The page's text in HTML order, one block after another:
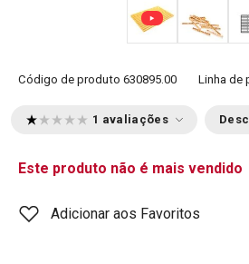
Código de produto 630895.00 Linha de
1 avaliações
Este produto não é mais vendido
Adicionar aos Favoritos